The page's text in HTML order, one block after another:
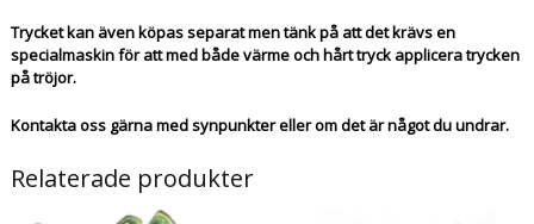
Trycket kan även köpas separat men tänk på att det krävs en
specialmaskin för att med både värme och hårt tryck applicera trycken
på tröjor.
Kontakta oss gärna med synpunkter eller om det är något du undrar.
Relaterade produkter